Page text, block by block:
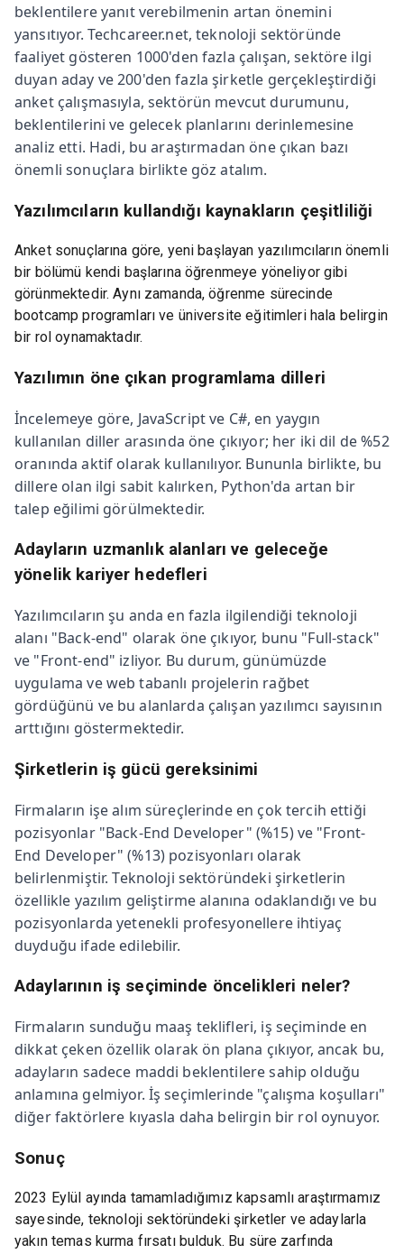
beklentilere yanıt verebilmenin artan önemini
yansıtıyor. Techcareer.net, teknoloji sektöründe
faaliyet gösteren 1000'den fazla çalışan, sektöre ilgi
duyan aday ve 200'den fazla şirketle gerçekleştirdiği
anket çalışmasıyla, sektörün mevcut durumunu,
beklentilerini ve gelecek planlarını derinlemesine
analiz etti. Hadi, bu araştırmadan öne çıkan bazı
önemli sonuçlara birlikte göz atalım.
Yazılımcıların kullandığı kaynakların çeşitliliği
Anket sonuçlarına göre, yeni başlayan yazılımcıların önemli
bir bölümü kendi başlarına öğrenmeye yöneliyor gibi
görünmektedir. Aynı zamanda, öğrenme sürecinde
bootcamp programları ve üniversite eğitimleri hala belirgin
bir rol oynamaktadır.
Yazılımın öne çıkan programlama dilleri
İncelemeye göre, JavaScript ve C#, en yaygın
kullanılan diller arasında öne çıkıyor; her iki dil de %52
oranında aktif olarak kullanılıyor. Bununla birlikte, bu
dillere olan ilgi sabit kalırken, Python'da artan bir
talep eğilimi görülmektedir.
Adayların uzmanlık alanları ve geleceğe
yönelik kariyer hedefleri
Yazılımcıların şu anda en fazla ilgilendiği teknoloji
alanı "Back-end" olarak öne çıkıyor, bunu "Full-stack"
ve "Front-end" izliyor. Bu durum, günümüzde
uygulama ve web tabanlı projelerin rağbet
gördüğünü ve bu alanlarda çalışan yazılımcı sayısının
arttığını göstermektedir.
Şirketlerin iş gücü gereksinimi
Firmaların işe alım süreçlerinde en çok tercih ettiği
pozisyonlar "Back-End Developer" (%15) ve "Front-
End Developer" (%13) pozisyonları olarak
belirlenmiştir. Teknoloji sektöründeki şirketlerin
özellikle yazılım geliştirme alanına odaklandığı ve bu
pozisyonlarda yetenekli profesyonellere ihtiyaç
duyduğu ifade edilebilir.
Adaylarının iş seçiminde öncelikleri neler?
Firmaların sunduğu maaş teklifleri, iş seçiminde en
dikkat çeken özellik olarak ön plana çıkıyor, ancak bu,
adayların sadece maddi beklentilere sahip olduğu
anlamına gelmiyor. İş seçimlerinde "çalışma koşulları"
diğer faktörlere kıyasla daha belirgin bir rol oynuyor.
Sonuç
2023 Eylül ayında tamamladığımız kapsamlı araştırmamız
sayesinde, teknoloji sektöründeki şirketler ve adaylarla
yakın temas kurma fırsatı bulduk. Bu süre zarfında